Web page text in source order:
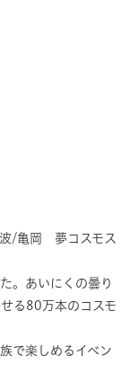
波/亀岡 夢コスモス
。あいにくの曇り
る80万本のコスモ
で楽しめるイベン